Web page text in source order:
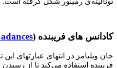
های فریبنده (Cadances
در انتهای عبارتهای این تم
استفاده می‌کند تا از رسیدن به